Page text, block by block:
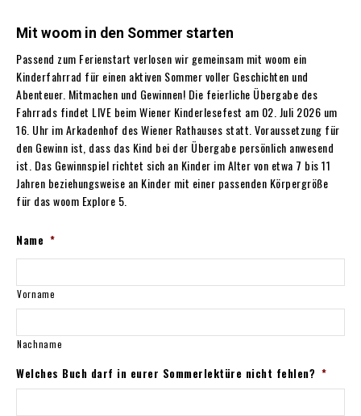
Mit woom in den Sommer starten
Passend zum Ferienstart verlosen wir gemeinsam mit woom ein
Kinderfahrrad für einen aktiven Sommer voller Geschichten und
Abenteuer. Mitmachen und Gewinnen! Die feierliche Übergabe des
Fahrrads findet LIVE beim Wiener Kinderlesefest am 02. Juli 2026 um
16. Uhr im Arkadenhof des Wiener Rathauses statt. Voraussetzung für
den Gewinn ist, dass das Kind bei der Übergabe persönlich anwesend
ist. Das Gewinnspiel richtet sich an Kinder im Alter von etwa 7 bis 11
Jahren beziehungsweise an Kinder mit einer passenden Körpergröße
für das woom Explore 5.
Name *
Vorname
Nachname
Welches Buch darf in eurer Sommerlektüre nicht fehlen? *